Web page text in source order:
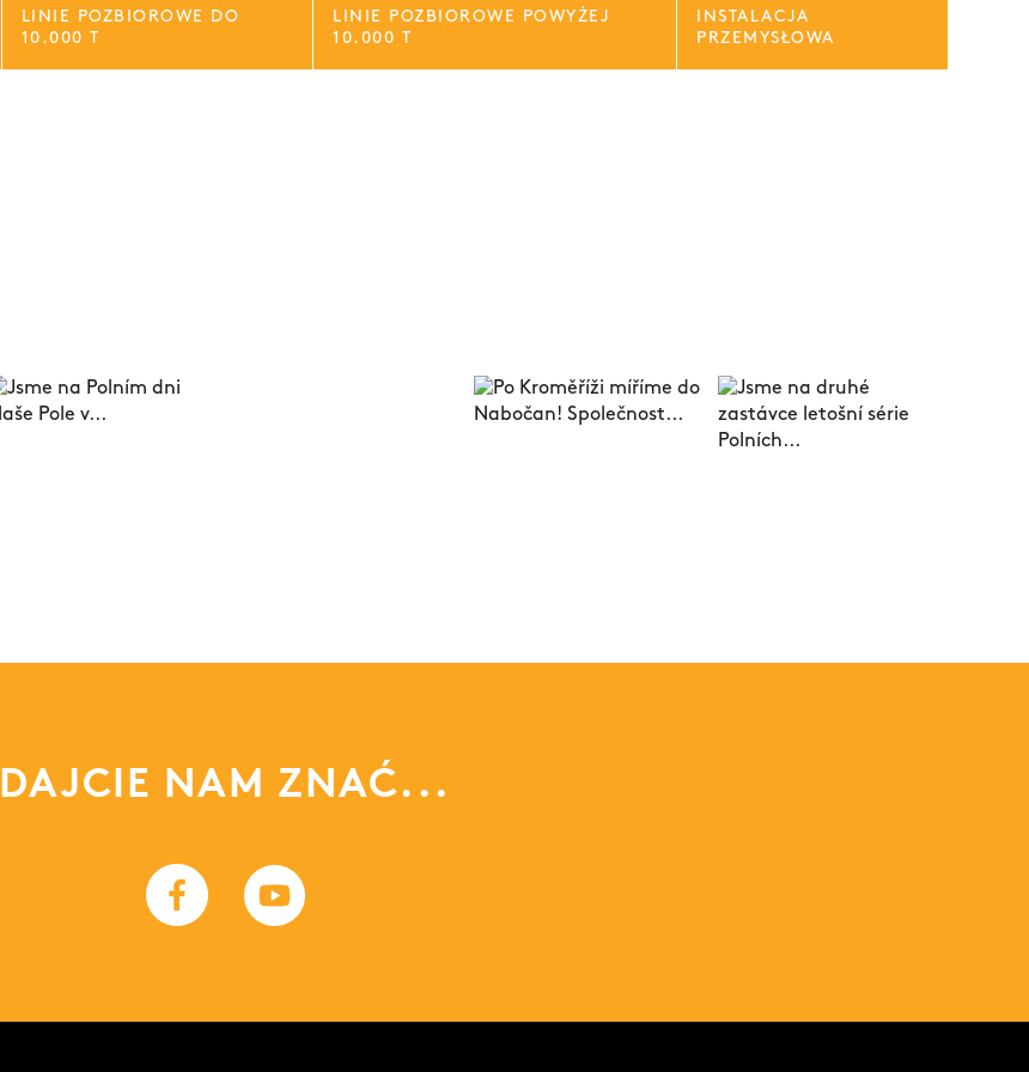
LINIE POZBIOROWE DO
10.000 T
LINIE POZBIOROWE POWYŻEJ
10.000 T
INSTALACJA
PRZEMYSŁOWA
DAJCIE NAM ZNAĆ...